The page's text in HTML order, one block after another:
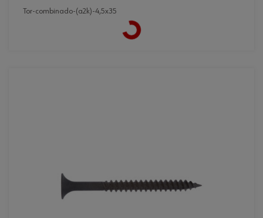
tor-combinado-(a2k)-4,5x35 Loading...